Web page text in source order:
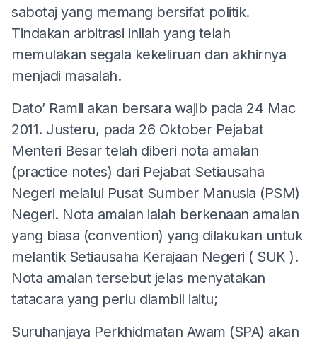
sabotaj yang memang bersifat politik.
Tindakan arbitrasi inilah yang telah
memulakan segala kekeliruan dan akhirnya
menjadi masalah.
Dato’ Ramli akan bersara wajib pada 24 Mac
2011. Justeru, pada 26 Oktober Pejabat
Menteri Besar telah diberi nota amalan
(practice notes) dari Pejabat Setiausaha
Negeri melalui Pusat Sumber Manusia (PSM)
Negeri. Nota amalan ialah berkenaan amalan
yang biasa (convention) yang dilakukan untuk
melantik Setiausaha Kerajaan Negeri ( SUK ).
Nota amalan tersebut jelas menyatakan
tatacara yang perlu diambil iaitu;
Suruhanjaya Perkhidmatan Awam (SPA) akan